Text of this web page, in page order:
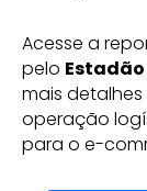
Acesse a
pelo Estadão
mais
operação
para o e-